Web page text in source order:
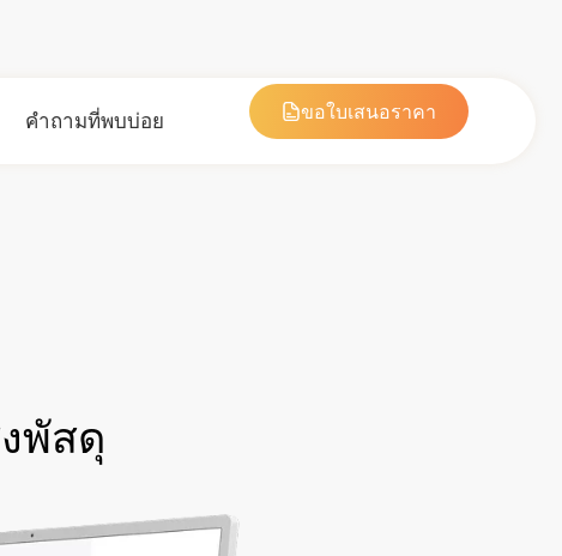
คำถามที่พบบ่อย ขอใบเสนอราคา
พัสดุ